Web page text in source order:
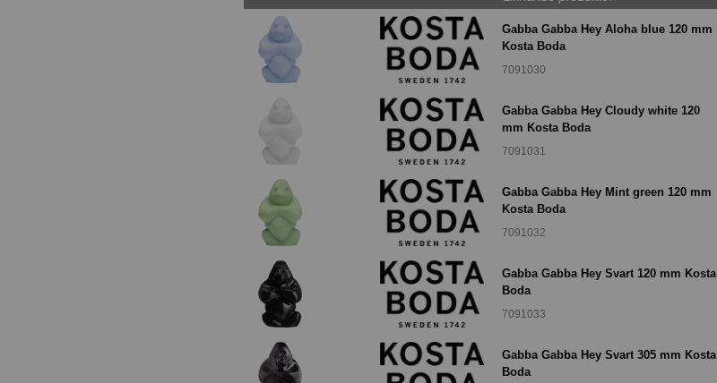
Gabba Gabba Hey Aloha blue 120 mm
Kosta Boda
7091030
Gabba Gabba Hey Cloudy white 120
mm Kosta Boda
7091031
Gabba Gabba Hey Mint green 120 mm
Kosta Boda
7091032
Gabba Gabba Hey Svart 120 mm Kosta
Boda
7091033
Gabba Gabba Hey Svart 305 mm Kosta
Boda